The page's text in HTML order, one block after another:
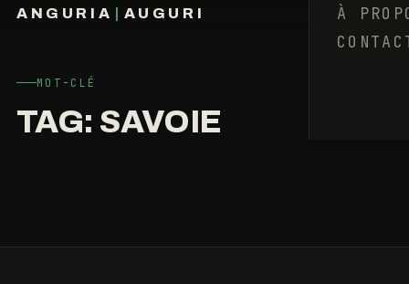
ANGURIA AUGURI
À
MOT-CLÉ
TAG: SAVOIE
QUI
RITALS
30
JANVIER
5
MIN